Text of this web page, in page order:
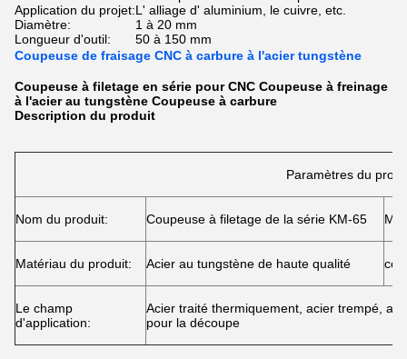
Application du projet:L' alliage d' aluminium, le cuivre, etc.
Diamètre:
1 à 20 mm
Longueur d'outil:
50 à 150 mm
Coupeuse de fraisage CNC à carbure à l'acier tungstène
Coupeuse à filetage en série pour CNC Coupeuse à freinage
à l'acier au tungstène Coupeuse à carbure
Description du produit
Paramètres du
Nom du produit: Coupeuse à filetage de la série KM-65
Matériau du produit: Acier au tungstène de haute qualité
Le champ
d'application:
Acier traité thermiquement, acier trempé,
pour la découpe